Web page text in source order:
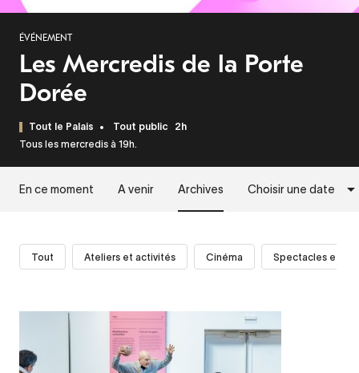
ÉVÉNEMENT
Les Mercredis de la Porte
Dorée
Tout le Palais Tout public 2h
Tous les mercredis à 19h.
En ce moment A venir Archives Choisir une date
Tout Ateliers et activités Cinéma Spectacles et